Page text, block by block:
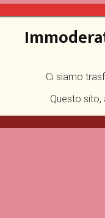
Ci siamo
Questo sito,